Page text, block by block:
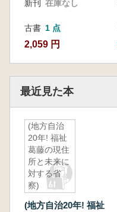
新刊 在庫なし
古書 1 点
2,059 円
最近見た本
(地方自治
20年! 福祉
葛藤の現住
所と未来に
対する省
察)
(地方自治20年! 福祉